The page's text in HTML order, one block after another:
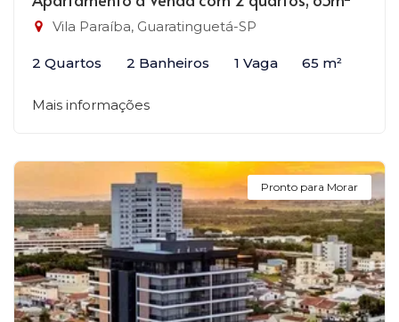
Vila Paraíba, Guaratinguetá-SP
2 Quartos 2 Banheiros 1 Vaga 65 m²
Mais informações
Pronto para Morar